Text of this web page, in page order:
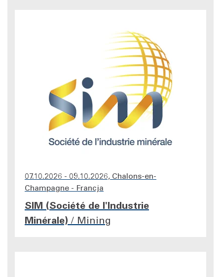
07.10.2026 - 09.10.2026, Chalons-en-
Champagne - Francja
SIM (Société de l'Industrie
Minérale) / Mining